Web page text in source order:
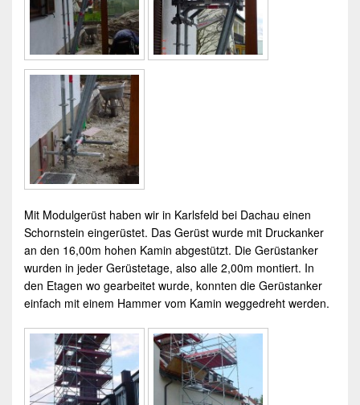
Mit Modulgerüst haben wir in Karlsfeld bei Dachau einen
Schornstein eingerüstet. Das Gerüst wurde mit Druckanker
an den 16,00m hohen Kamin abgestützt. Die Gerüstanker
wurden in jeder Gerüstetage, also alle 2,00m montiert. In
den Etagen wo gearbeitet wurde, konnten die Gerüstanker
einfach mit einem Hammer vom Kamin weggedreht werden.